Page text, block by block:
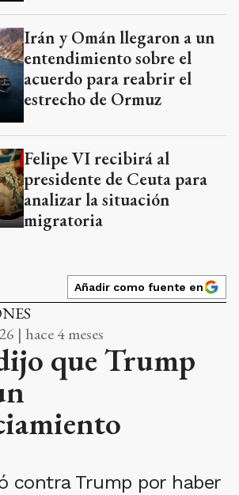
Irán y Omán llegaron a un
entendimiento sobre el
acuerdo para reabrir el
estrecho de Ormuz
Felipe VI recibirá al
presidente de Ceuta para
analizar la situación
migratoria
Añadir como fuente en
| hace 4 meses
que Trump
contra Trump por haber